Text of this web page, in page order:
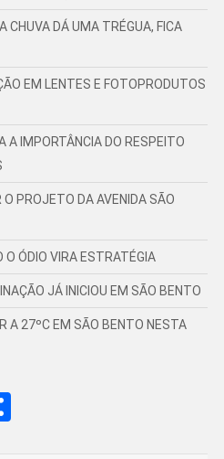
CHUVA DÁ UMA TRÉGUA, FICA
EM LENTES E FOTOPRODUTOS
A IMPORTÂNCIA DO RESPEITO
PROJETO DA AVENIDA SÃO
O ÓDIO VIRA ESTRATÉGIA
JÁ INICIOU EM SÃO BENTO
A 27ºC EM SÃO BENTO NESTA